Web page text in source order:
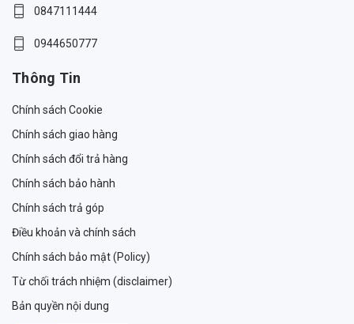
0847111444
0944650777
Thông Tin
Chính sách Cookie
Chính sách giao hàng
Chính sách đổi trả hàng
Chính sách bảo hành
Chính sách trả góp
Điều khoản và chính sách
Chính sách bảo mật (Policy)
Từ chối trách nhiệm (disclaimer)
Bản quyền nội dung